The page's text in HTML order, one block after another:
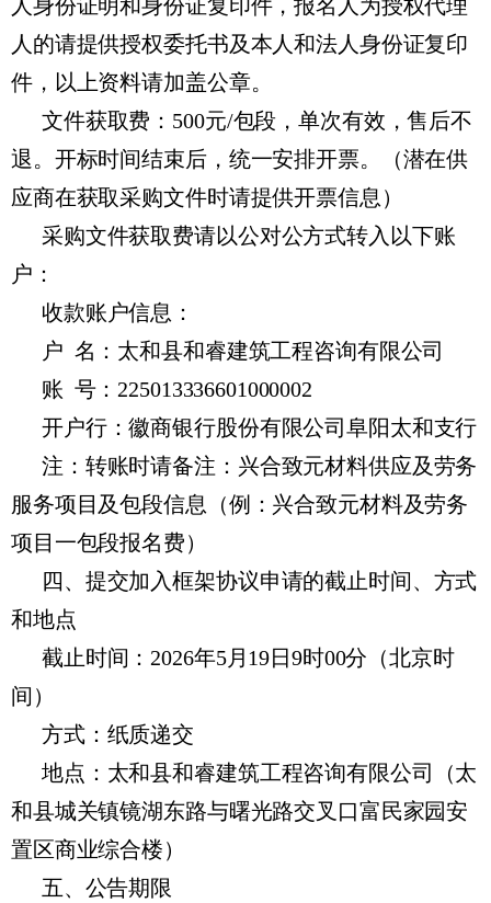
人身份证明和身份证复印件，报名人为授权代理
人的请提供授权委托书及本人和法人身份证复印
件，以上资料请加盖公章。
文件获取费：500元/包段，单次有效，售后不
退。开标时间结束后，统一安排开票。（潜在供
应商在获取采购文件时请提供开票信息）
采购文件获取费请以公对公方式转入以下账
户：
收款账户信息：
户 名：太和县和睿建筑工程咨询有限公司
账 号：225013336601000002
开户行：徽商银行股份有限公司阜阳太和支行
注：转账时请备注：兴合致元材料供应及劳务
服务项目及包段信息（例：兴合致元材料及劳务
项目一包段报名费）
四、提交加入框架协议申请的截止时间、方式
和地点
截止时间：2026年5月19日9时00分（北京时
间）
方式：纸质递交
地点：太和县和睿建筑工程咨询有限公司（太
和县城关镇镜湖东路与曙光路交叉口富民家园安
置区商业综合楼）
五、公告期限